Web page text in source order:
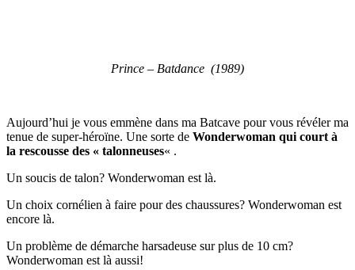
Prince – Batdance (1989)
Aujourd’hui je vous emmène dans ma Batcave pour vous révéler ma
tenue de super-héroïne. Une sorte de Wonderwoman qui court à
la rescousse des « talonneuses« .
Un soucis de talon? Wonderwoman est là.
Un choix cornélien à faire pour des chaussures? Wonderwoman est
encore là.
Un problème de démarche harsadeuse sur plus de 10 cm?
Wonderwoman est là aussi!